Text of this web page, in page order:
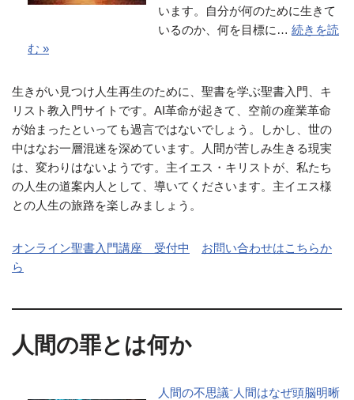
います。自分が何のために生きて
いるのか、何を目標に… 続きを読
む »
生きがい見つけ人生再生のために、聖書を学ぶ聖書入門、キ
リスト教入門サイトです。AI革命が起きて、空前の産業革命
が始まったといっても過言ではないでしょう。しかし、世の
中はなお一層混迷を深めています。人間が苦しみ生きる現実
は、変わりはないようです。主イエス・キリストが、私たち
の人生の道案内人として、導いてくださいます。主イエス様
との人生の旅路を楽しみましょう。
オンライン聖書入門講座 受付中
お問い合わせはこちらか
ら
人間の罪とは何か
人間の不思議⁻人間はなぜ頭脳明晰